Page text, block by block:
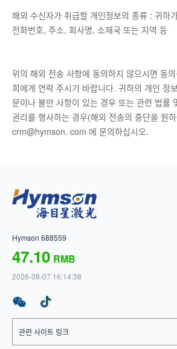
해외 수신자가 취급할 개인정보의 종류 : 귀하
전화번호, 주소, 회사명, 소재국 또는 지역 등
위의 해외 전송 사항에 동의하지 않으시면 동
희에게 연락 주시기 바랍니다. 귀하의 개인 정
문이나 불만 사항이 있는 경우 또는 관련 법률
권리를 행사하는 경우(해외 전송의 중단을 원
crm@hymson. com 에 문의하십시오.
Hymson 688559
47.10 RMB
2026-08-07 16:14:38
관련 사이트 링크